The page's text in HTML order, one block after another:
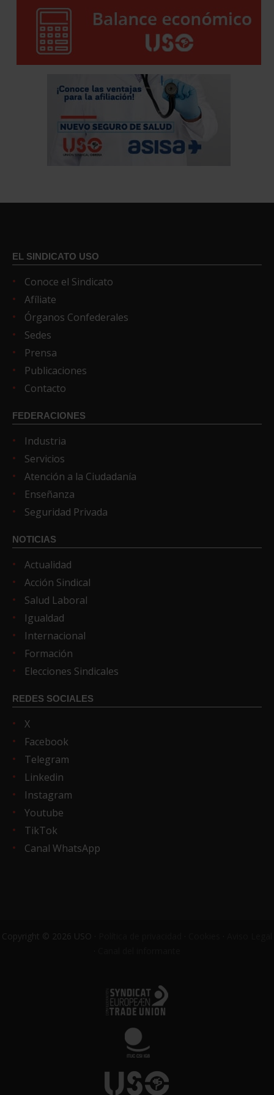
EL SINDICATO USO
Conoce el Sindicato
Afíliate
Órganos Confederales
Sedes
Prensa
Publicaciones
Contacto
FEDERACIONES
Industria
Servicios
Atención a la Ciudadanía
Enseñanza
Seguridad Privada
NOTICIAS
Actualidad
Acción Sindical
Salud Laboral
Igualdad
Internacional
Formación
Elecciones Sindicales
REDES SOCIALES
X
Facebook
Telegram
Linkedin
Instagram
Youtube
TikTok
Canal WhatsApp
Copyright © 2026 USO ·